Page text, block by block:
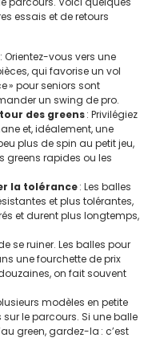
essais et de retours
: Orientez-vous vers une
qui favorise un vol
» pour seniors sont
un swing de pro.
des greens: Privilégiez
et, idéalement, une
plus de spin au petit jeu,
greens rapides ou les
la tolérance: Les balles
et plus tolérantes,
et durent plus longtemps,
se ruiner. Les balles pour
une fourchette de prix
on fait souvent
modèles en petite
le parcours. Si une balle
green, gardez-la : c’est